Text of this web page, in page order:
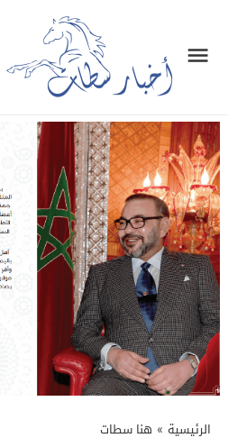
الرئيسية » هنا سطات